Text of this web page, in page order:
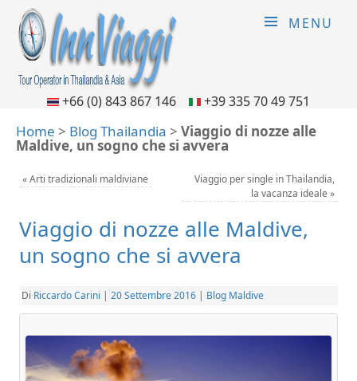
MENU
+66 (0) 843 867 146 +39 335 70 49 751
Home > Blog Thailandia > Viaggio di nozze alle
Maldive, un sogno che si avvera
«Arti tradizionali maldiviane
Viaggio per single in Thailandia,
la vacanza ideale »
Viaggio di nozze alle Maldive,
un sogno che si avvera
Di Riccardo Carini | 20 Settembre 2016 | Blog Maldive